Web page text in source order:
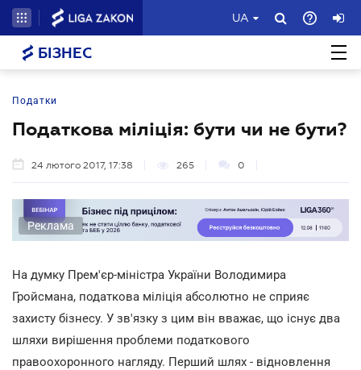
UA
БІЗНЕС
Податки
Податкова міліція: бути чи не бути?
24 лютого 2017, 17:38 265 0
Реклама
На думку Прем'єр-міністра України Володимира
Гройсмана, податкова міліція абсолютно не сприяє
захисту бізнесу. У зв'язку з цим він вважає, що існує два
шляхи вирішення проблеми податкового
правоохоронного нагляду. Перший шлях - відновлення